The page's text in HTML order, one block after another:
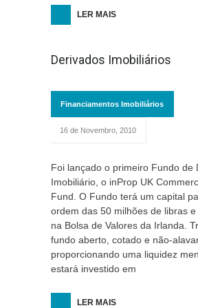
LER MAIS
Derivados Imobiliários
Financiamentos Imobiliários
16 de Novembro, 2010
Foi lançado o primeiro Fundo de
Imobiliário, o inProp UK
Fund. O Fundo terá um capital
ordem das 50 milhões de libras
na Bolsa de Valores da Irlanda.
fundo aberto, cotado e não-
proporcionando uma liquidez
estará investido em
LER MAIS